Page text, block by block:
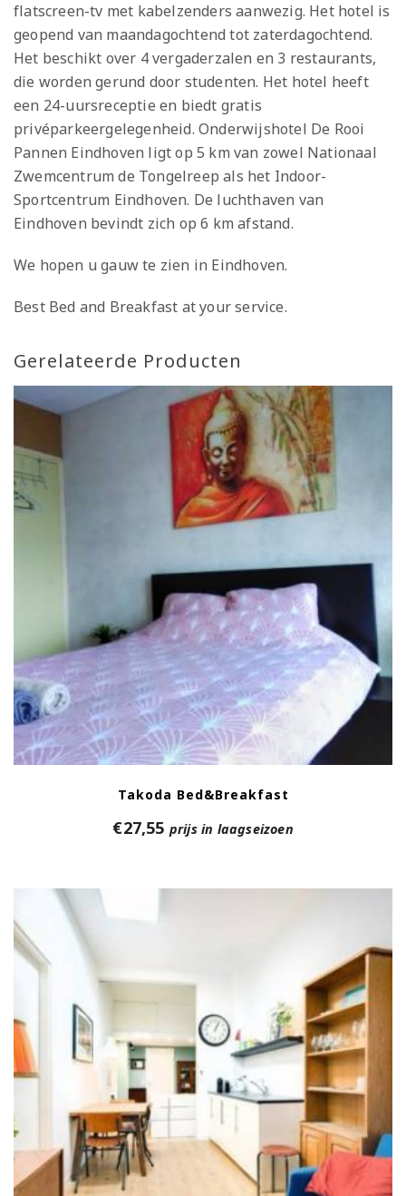
flatscreen-tv met kabelzenders aanwezig. Het hotel is
geopend van maandagochtend tot zaterdagochtend.
Het beschikt over 4 vergaderzalen en 3 restaurants,
die worden gerund door studenten. Het hotel heeft
een 24-uursreceptie en biedt gratis
privéparkeergelegenheid. Onderwijshotel De Rooi
Pannen Eindhoven ligt op 5 km van zowel Nationaal
Zwemcentrum de Tongelreep als het Indoor-
Sportcentrum Eindhoven. De luchthaven van
Eindhoven bevindt zich op 6 km afstand.
We hopen u gauw te zien in Eindhoven.
Best Bed and Breakfast at your service.
Gerelateerde Producten
Takoda Bed&Breakfast
€27,55 prijs in laagseizoen